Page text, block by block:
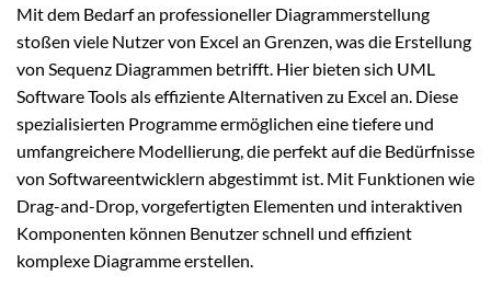
Mit dem Bedarf an professioneller Diagrammerstellung
stoßen viele Nutzer von Excel an Grenzen, was die Erstellung
von Sequenz Diagrammen betrifft. Hier bieten sich UML
Software Tools als effiziente Alternativen zu Excel an. Diese
spezialisierten Programme ermöglichen eine tiefere und
umfangreichere Modellierung, die perfekt auf die Bedürfnisse
von Softwareentwicklern abgestimmt ist. Mit Funktionen wie
Drag-and-Drop, vorgefertigten Elementen und interaktiven
Komponenten können Benutzer schnell und effizient
komplexe Diagramme erstellen.